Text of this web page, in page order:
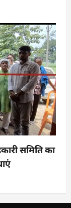
समिति का